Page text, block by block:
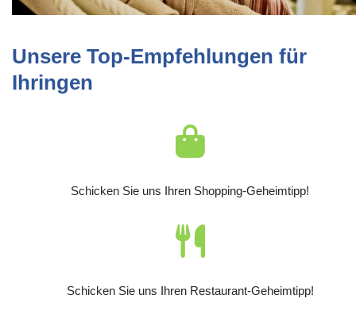
Unsere Top-Empfehlungen für
Ihringen
Schicken Sie uns Ihren Shopping-Geheimtipp!
Schicken Sie uns Ihren Restaurant-Geheimtipp!